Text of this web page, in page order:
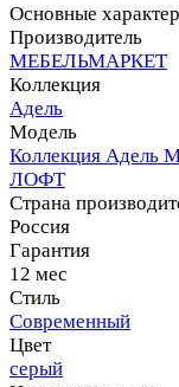
Основные
Производитель
МЕБЕЛЬМАРКЕТ
Коллекция
Адель
Модель
Коллекция Адель
ЛОФТ
Страна
Россия
Гарантия
12 мес
Стиль
Современный
Цвет
серый